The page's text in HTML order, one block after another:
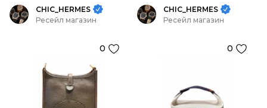
CHIC_HERMES
Ресейл магазин
0
CHIC_HERMES
Ресейл магазин
0